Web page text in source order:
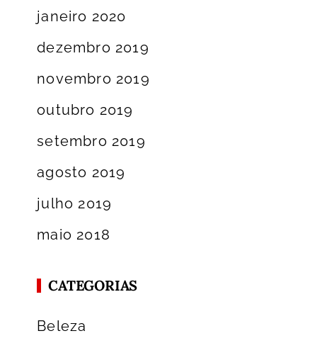
janeiro 2020
dezembro 2019
novembro 2019
outubro 2019
setembro 2019
agosto 2019
julho 2019
maio 2018
CATEGORIAS
Beleza